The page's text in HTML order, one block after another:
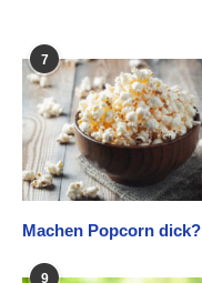
7
Machen Popcorn dick?
9